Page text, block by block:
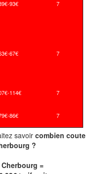
93€ 7
67€ 7
114€ 7
86€ 7
savoir combien coute
?
=